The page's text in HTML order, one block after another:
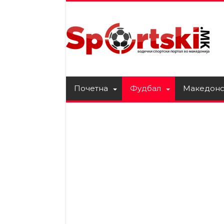
Почетна Фудбал